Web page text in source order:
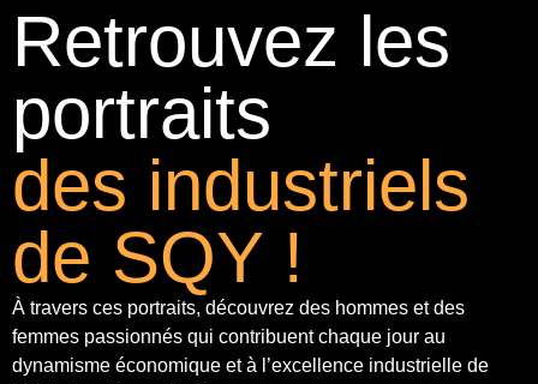
Retrouvez les
portraits
des industriels
de SQY !
À travers ces portraits, découvrez des hommes et des
femmes passionnés qui contribuent chaque jour au
dynamisme économique et à l’excellence industrielle de